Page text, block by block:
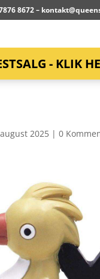
8672 –
- KLIK
2025| 0